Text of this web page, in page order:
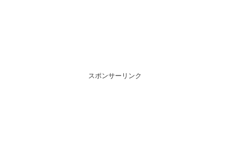
スポンサーリンク